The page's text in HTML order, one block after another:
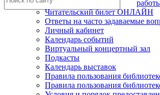
Читательский билет ОНЛАЙН
Ответы на часто задаваемые
Личный кабинет
Календарь событий
Виртуальный концертный зал
Подкасты
Календарь выставок
Правила пользования
Правила пользования